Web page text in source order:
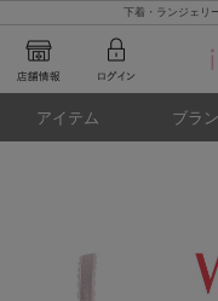
下着・ランジェ
アイテム ブラ